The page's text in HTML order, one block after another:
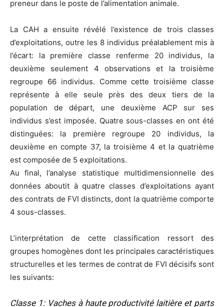
preneur dans le poste de l’alimentation animale.
La CAH a ensuite révélé l’existence de trois classes
d’exploitations, outre les 8 individus préalablement mis à
l’écart: la première classe renferme 20 individus, la
deuxième seulement 4 observations et la troisième
regroupe 66 individus. Comme cette troisième classe
représente à elle seule près des deux tiers de la
population de départ, une deuxième ACP sur ses
individus s’est imposée. Quatre sous-classes en ont été
distinguées: la première regroupe 20 individus, la
deuxième en compte 37, la troisième 4 et la quatrième
est composée de 5 exploitations.
Au final, l’analyse statistique multidimensionnelle des
données aboutit à quatre classes d’exploitations ayant
des contrats de FVI distincts, dont la quatrième comporte
4 sous-classes.
L’interprétation de cette classification ressort des
groupes homogènes dont les principales caractéristiques
structurelles et les termes de contrat de FVI décisifs sont
les suivants:
Classe 1: Vaches à haute productivité laitière et parts